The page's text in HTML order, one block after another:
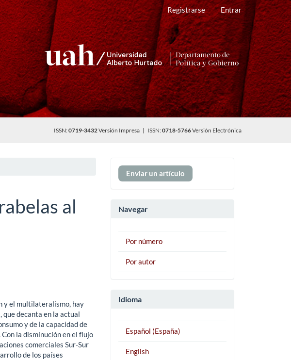
Registrarse Entrar
ISSN:0719-3432Versión Impresa | ISSN:0718-5766Versión Electrónica
al
y el multilateralismo, hay
que decanta en la actual
y de la capacidad de
la disminución en el flujo
comerciales Sur-Sur
de los países
Enviar
un
Enviar un artículo
Navegar
Por número
Por autor
Idioma
Español (España)
English